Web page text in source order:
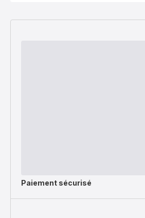
Paiement sécurisé